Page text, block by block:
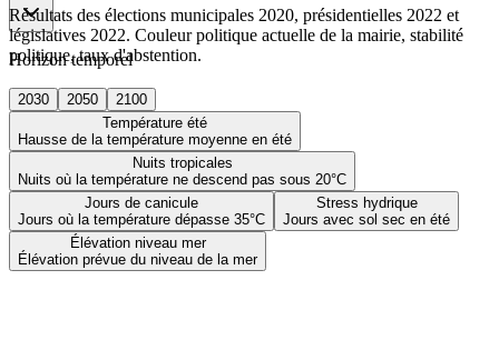
Horizon temporel
2030 2050
2100
Température été
Hausse de la température moyenne en été
Nuits tropicales
Nuits où la température ne descend pas sous 20°C
Jours de canicule
Jours où la température dépasse 35°C
Stress hydrique
Jours avec sol sec en été
Élévation niveau mer
Élévation prévue du niveau de la mer
Résultats des élections municipales 2020, présidentielles 2022 et
législatives 2022. Couleur politique actuelle de la mairie, stabilité
politique, taux d'abstention.